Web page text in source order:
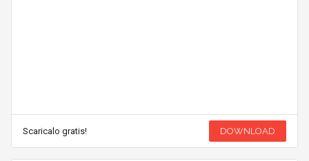
Scaricalo gratis! DOWNLOAD